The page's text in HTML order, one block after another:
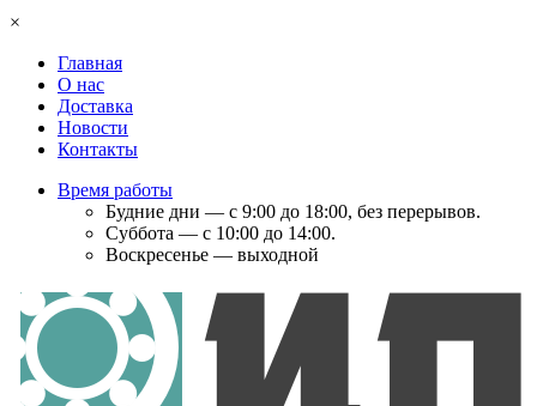
×
Главная
О нас
Доставка
Новости
Контакты
Время работы
Будние дни — с 9:00 до 18:00, без перерывов.
Суббота — с 10:00 до 14:00.
Воскресенье — выходной